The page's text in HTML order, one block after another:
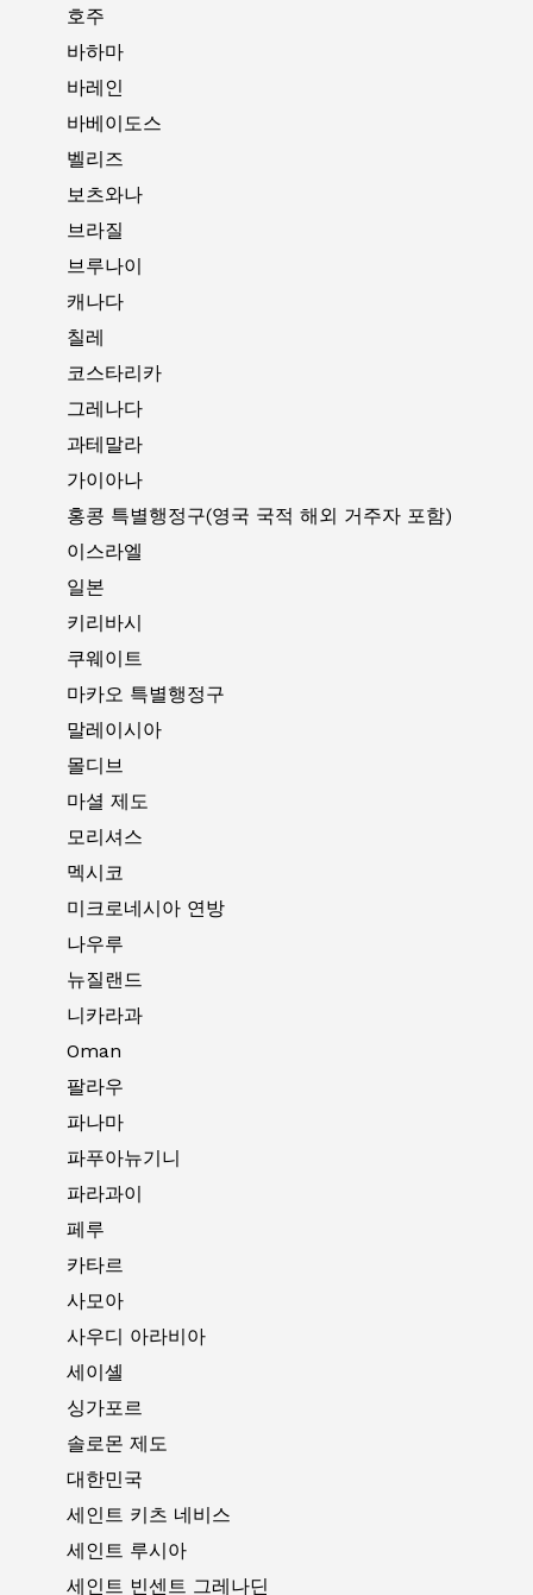
호주
바하마
바레인
바베이도스
벨리즈
보츠와나
브라질
브루나이
캐나다
칠레
코스타리카
그레나다
과테말라
가이아나
홍콩 특별행정구(영국 국적 해외 거주자 포함)
이스라엘
일본
키리바시
쿠웨이트
마카오 특별행정구
말레이시아
몰디브
마셜 제도
모리셔스
멕시코
미크로네시아 연방
나우루
뉴질랜드
니카라과
Oman
팔라우
파나마
파푸아뉴기니
파라과이
페루
카타르
사모아
사우디 아라비아
세이셸
싱가포르
솔로몬 제도
대한민국
세인트 키츠 네비스
세인트 루시아
세인트 빈센트 그레나딘